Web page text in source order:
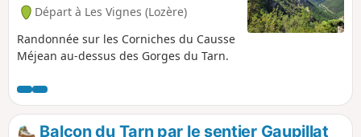
Départ à Les Vignes (Lozère)
Randonnée sur les Corniches du Causse
Méjean au-dessus des Gorges du Tarn.
Balcon du Tarn par le sentier Gaupillat